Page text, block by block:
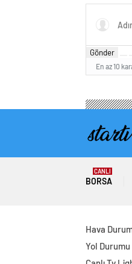
Gönder
En az 10
BORSA
CANLI
Hava
Yol